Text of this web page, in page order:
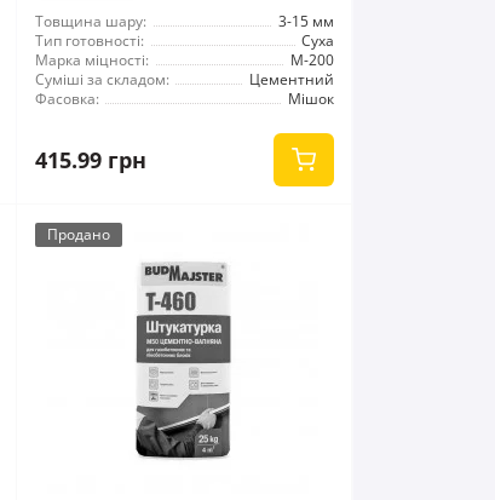
Товщина шару:
3-15 мм
Тип готовності:
Суха
Марка міцності:
М-200
Суміші за складом:
Цементний
Фасовка:
Мішок
415.99 грн
Продано